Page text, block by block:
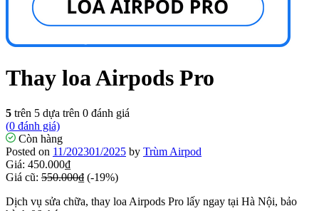
Thay loa Airpods Pro
5 trên 5 dựa trên 0 đánh giá
(0 đánh giá)
Còn hàng
Posted on 11/202301/2025 by Trùm Airpod
Giá: 450.000₫
Giá cũ: 550.000₫ (-19%)
Dịch vụ sửa chữa, thay loa Airpods Pro lấy ngay tại Hà Nội, bảo